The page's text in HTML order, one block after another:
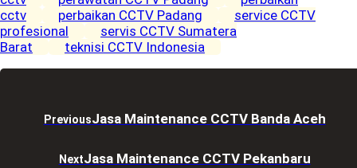
cctv
perbaikan CCTV Padang
service CCTV
profesional
servis CCTV Sumatera
Barat
teknisi CCTV Indonesia
PreviousJasa Maintenance CCTV Banda Aceh
NextJasa Maintenance CCTV Pekanbaru